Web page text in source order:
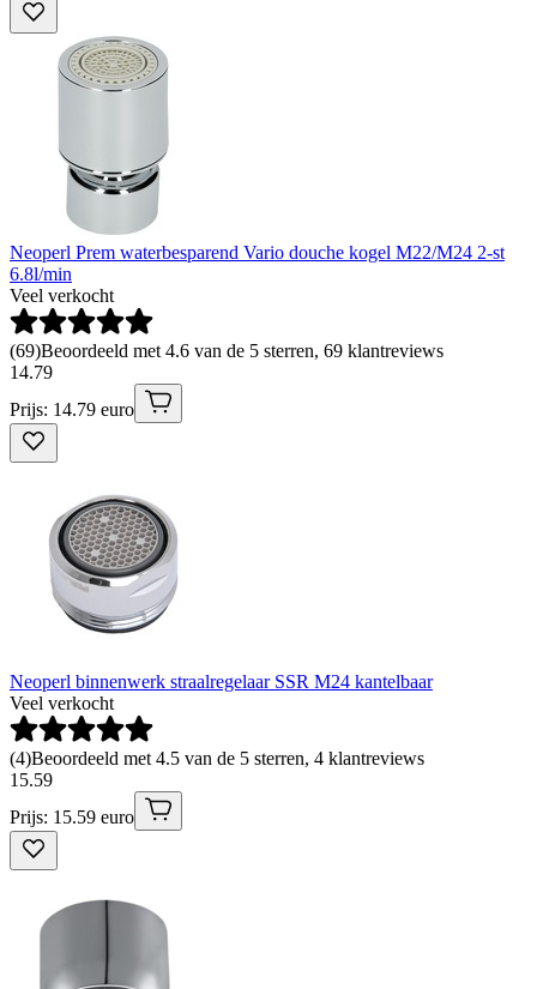
Neoperl Prem waterbesparend Vario douche kogel M22/M24 2-st
6.8l/min
Veel verkocht
(69)Beoordeeld met 4.6 van de 5 sterren, 69 klantreviews
14.79
Prijs: 14.79 euro
Neoperl binnenwerk straalregelaar SSR M24 kantelbaar
Veel verkocht
(4)Beoordeeld met 4.5 van de 5 sterren, 4 klantreviews
15.59
Prijs: 15.59 euro